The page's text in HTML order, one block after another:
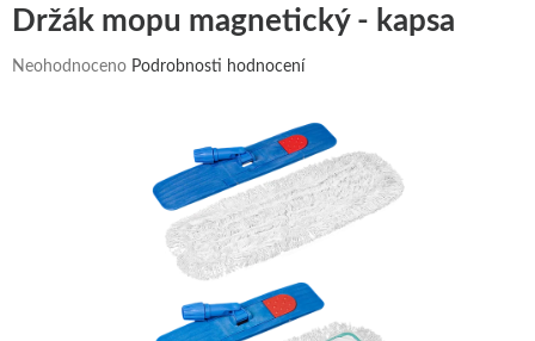
Držák mopu magnetický - kapsa
Průměrné
Neohodnoceno Podrobnosti hodnocení